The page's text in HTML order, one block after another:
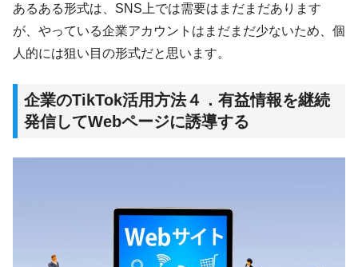
あるある形式は、SNS上では需要はまだまだあります
が、やっている企業アカウントはまだまだ少ないため、個
人的には狙い目の形式だと思います。
企業のTikTok活用方法４．有益情報を継続
発信してWebページに誘導する